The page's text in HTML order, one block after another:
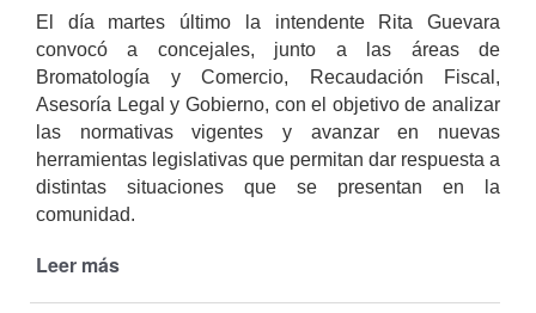
El día martes último la intendente Rita Guevara
convocó a concejales, junto a las áreas de
Bromatología y Comercio, Recaudación Fiscal,
Asesoría Legal y Gobierno, con el objetivo de analizar
las normativas vigentes y avanzar en nuevas
herramientas legislativas que permitan dar respuesta a
distintas situaciones que se presentan en la
comunidad.
Leer más